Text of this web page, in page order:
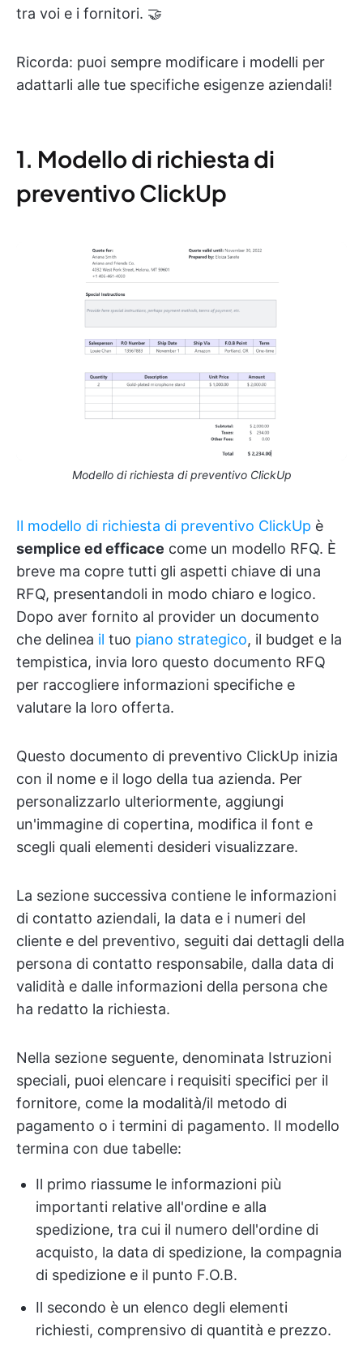
tra voi e i fornitori. 🤝
Ricorda: puoi sempre modificare i modelli per
adattarli alle tue specifiche esigenze aziendali!
1. Modello di richiesta di
preventivo ClickUp
Modello di richiesta di preventivo ClickUp
Il modello di richiesta di preventivo ClickUp è
semplice ed efficace come un modello RFQ. È
breve ma copre tutti gli aspetti chiave di una
RFQ, presentandoli in modo chiaro e logico.
Dopo aver fornito al provider un documento
che delinea il tuo piano strategico, il budget e la
tempistica, invia loro questo documento RFQ
per raccogliere informazioni specifiche e
valutare la loro offerta.
Questo documento di preventivo ClickUp inizia
con il nome e il logo della tua azienda. Per
personalizzarlo ulteriormente, aggiungi
un'immagine di copertina, modifica il font e
scegli quali elementi desideri visualizzare.
La sezione successiva contiene le informazioni
di contatto aziendali, la data e i numeri del
cliente e del preventivo, seguiti dai dettagli della
persona di contatto responsabile, dalla data di
validità e dalle informazioni della persona che
ha redatto la richiesta.
Nella sezione seguente, denominata Istruzioni
speciali, puoi elencare i requisiti specifici per il
fornitore, come la modalità/il metodo di
pagamento o i termini di pagamento. Il modello
termina con due tabelle:
Il primo riassume le informazioni più
importanti relative all'ordine e alla
spedizione, tra cui il numero dell'ordine di
acquisto, la data di spedizione, la compagnia
di spedizione e il punto F.O.B.
Il secondo è un elenco degli elementi
richiesti, comprensivo di quantità e prezzo.